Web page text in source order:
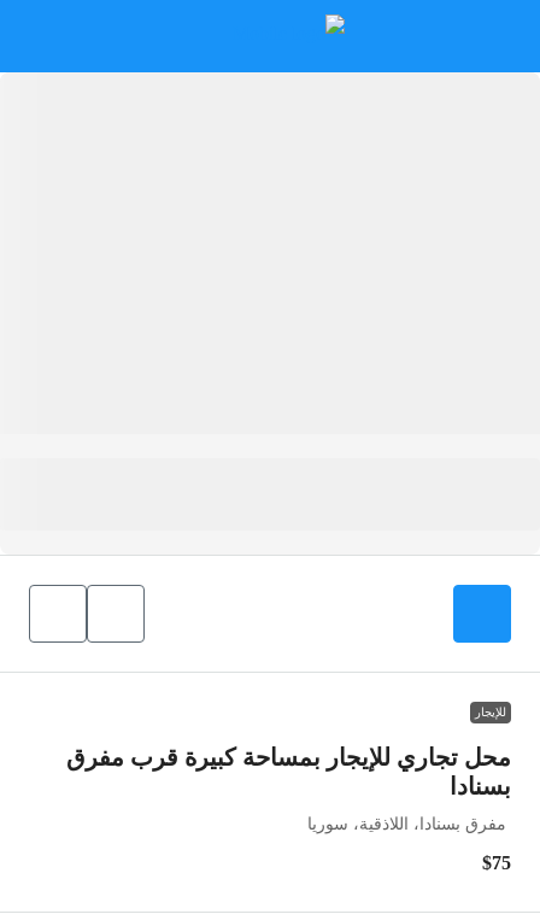
للإيجار
محل تجاري للإيجار بمساحة كبيرة قرب مفرق
بسنادا
مفرق بسنادا، اللاذقية، سوريا
$75